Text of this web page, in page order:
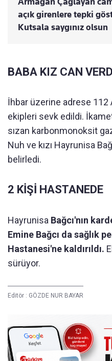
açık girenlere tepki
Kutsala saygınız olsun
BABA KIZ CAN
İhbar üzerine adrese 112
ekipleri sevk edildi.
sızan karbonmonoksit
Nuh ve kızı Hayrunisa
belirledi.
2 KİŞİ HASTANEDE
Hayrunisa Bağcı'nın
Emine Bağcı da sağlık
Hastanesi'ne kaldırıldı.
sürüyor.
Editör : GÖZDE NUR BAYAR